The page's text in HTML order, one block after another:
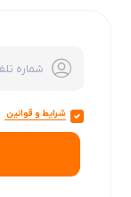
شرایط و قوانین